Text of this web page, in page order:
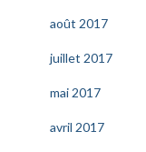
août 2017
juillet 2017
mai 2017
avril 2017